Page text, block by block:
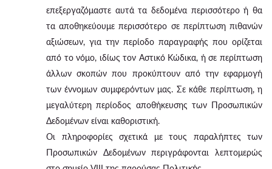
επεξεργαζόμαστε αυτά τα δεδομένα περισσότερο ή θα
τα αποθηκεύουμε περισσότερο σε περίπτωση πιθανών
αξιώσεων, για την περίοδο παραγραφής που ορίζεται
από το νόμο, ιδίως τον Αστικό Κώδικα, ή σε περίπτωση
άλλων σκοπών που προκύπτουν από την εφαρμογή
των έννομων συμφερόντων μας. Σε κάθε περίπτωση, η
μεγαλύτερη περίοδος αποθήκευσης των Προσωπικών
Δεδομένων είναι καθοριστική.
Οι πληροφορίες σχετικά με τους παραλήπτες των
Προσωπικών Δεδομένων περιγράφονται λεπτομερώς